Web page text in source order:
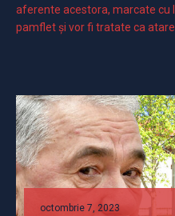
aferente acestora, marcate cu
pamflet și vor fi tratate ca atare.
octombrie 7, 2023